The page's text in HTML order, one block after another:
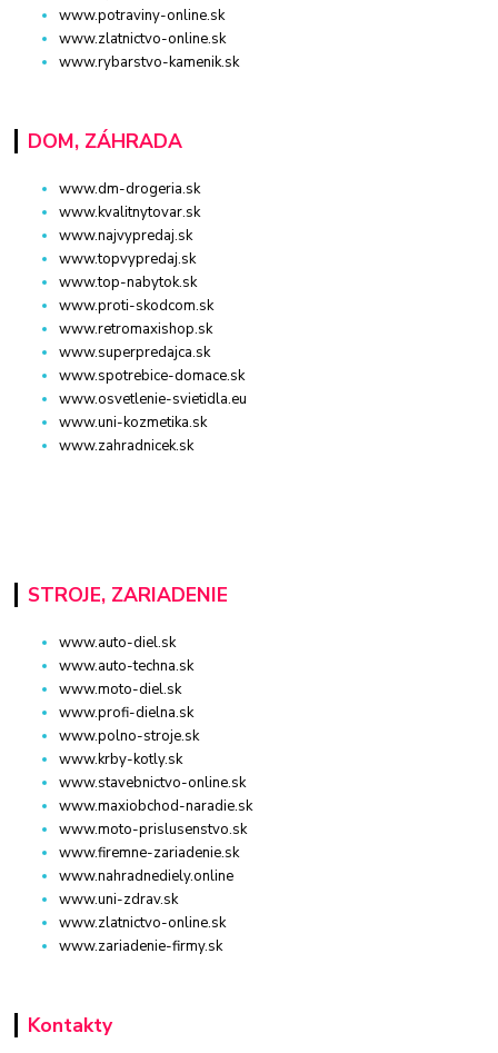
www.potraviny-online.sk
www.zlatnictvo-online.sk
www.rybarstvo-kamenik.sk
DOM, ZÁHRADA
www.dm-drogeria.sk
www.kvalitnytovar.sk
www.najvypredaj.sk
www.topvypredaj.sk
www.top-nabytok.sk
www.proti-skodcom.sk
www.retromaxishop.sk
www.superpredajca.sk
www.spotrebice-domace.sk
www.osvetlenie-svietidla.eu
www.uni-kozmetika.sk
www.zahradnicek.sk
STROJE, ZARIADENIE
www.auto-diel.sk
www.auto-techna.sk
www.moto-diel.sk
www.profi-dielna.sk
www.polno-stroje.sk
www.krby-kotly.sk
www.stavebnictvo-online.sk
www.maxiobchod-naradie.sk
www.moto-prislusenstvo.sk
www.firemne-zariadenie.sk
www.nahradnediely.online
www.uni-zdrav.sk
www.zlatnictvo-online.sk
www.zariadenie-firmy.sk
Kontakty